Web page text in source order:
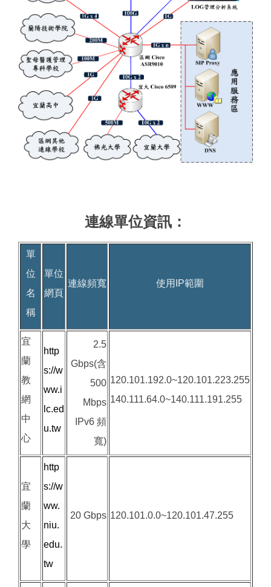
連線單位資訊：
單
位
名
稱
單位
網頁
連線頻寬 使用IP範圍
宜
蘭
教
網
中
心
http
s://w
ww.i
lc.ed
u.tw
2.5
Gbps(含
500
Mbps
IPv6 頻
寬)
120.101.192.0~120.101.223.255
140.111.64.0~140.111.191.255
宜
蘭
大
學
http
s://w
ww.
niu.
edu.
tw
20 Gbps 120.101.0.0~120.101.47.255